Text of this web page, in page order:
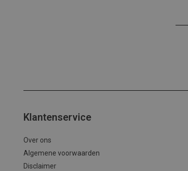
Klantenservice
Over ons
Algemene voorwaarden
Disclaimer